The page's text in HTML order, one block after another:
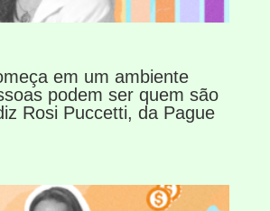
em um ambiente
podem ser quem são
Rosi Puccetti, da Pague